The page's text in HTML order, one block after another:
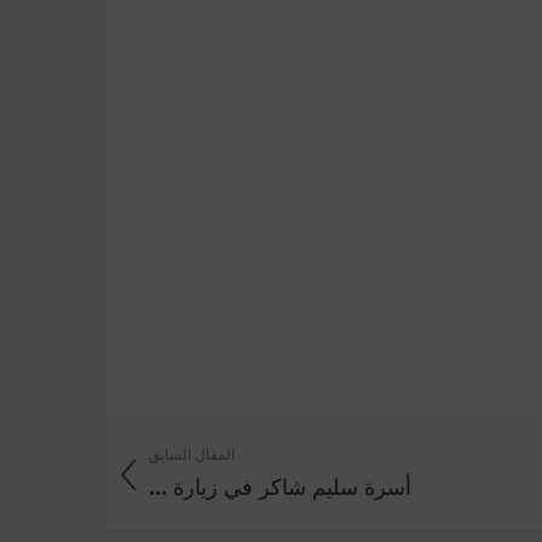
المقال السابق
أسرة سليم شاكر في زيارة ...